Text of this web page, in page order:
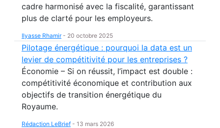
cadre harmonisé avec la fiscalité, garantissant
plus de clarté pour les employeurs.
Ilyasse Rhamir- 20 octobre 2025
Pilotage énergétique : pourquoi la data est un
levier de compétitivité pour les entreprises ?
Économie – Si on réussit, l’impact est double :
compétitivité économique et contribution aux
objectifs de transition énergétique du
Royaume.
Rédaction LeBrief - 13 mars 2026